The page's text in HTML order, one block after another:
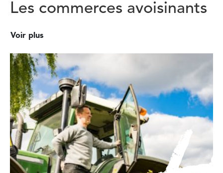
Les commerces avoisinants
Voir plus